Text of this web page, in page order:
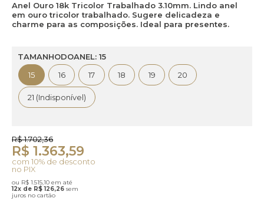
Anel Ouro 18k Tricolor Trabalhado 3.10mm. Lindo anel
em ouro tricolor trabalhado. Sugere delicadeza e
charme para as composições. Ideal para presentes.
TAMANHODOANEL: 15
15
16 17 18 19 20
21 (Indisponível)
R$ 1.702,36
R$ 1.363,59
com 10% de desconto
no PIX
ou R$ 1.515,10 em até
12x de R$ 126,26 sem
juros no cartão